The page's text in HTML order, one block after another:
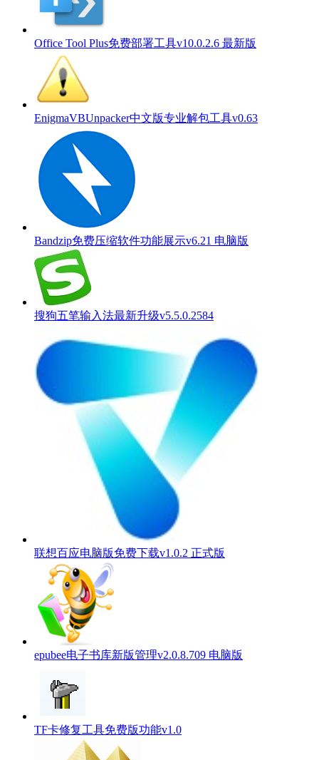
Office Tool Plus免费部署工具v10.0.2.6 最新版
EnigmaVBUnpacker中文版专业解包工具v0.63
Bandzip免费压缩软件功能展示v6.21 电脑版
搜狗五笔输入法最新升级v5.5.0.2584
联想百应电脑版免费下载v1.0.2 正式版
epubee电子书库新版管理v2.0.8.709 电脑版
TF卡修复工具免费版功能v1.0